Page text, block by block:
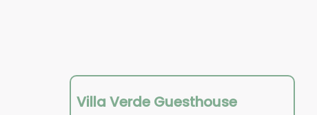
Villa Verde Guesthouse